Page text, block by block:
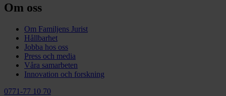
Om oss
Om Familjens Jurist
Hållbarhet
Jobba hos oss
Press och media
Våra samarbeten
Innovation och forskning
0771-77 10 70